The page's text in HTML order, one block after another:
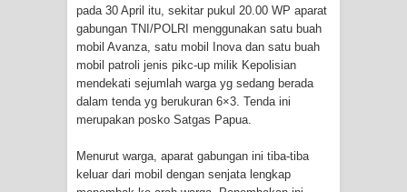
Lima Rumah Pribadi Terbakar Di
Hamadi Jayapura Selatan
Gempa M3,3 Guncang Nabire, BMKG
Mama-Mama Pasar Lama Sentani
pada 30 April itu, sekitar pukul 20.00 WP aparat
gabungan TNI/POLRI menggunakan satu buah
mobil Avanza, satu mobil Inova dan satu buah
mobil patroli jenis pikc-up milik Kepolisian
mendekati sejumlah warga yg sedang berada
dalam tenda yg berukuran 6×3. Tenda ini
merupakan posko Satgas Papua.
Menurut warga, aparat gabungan ini tiba-tiba
keluar dari mobil dengan senjata lengkap